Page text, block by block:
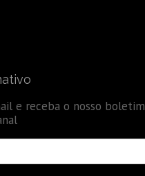
e receba o nosso boletim